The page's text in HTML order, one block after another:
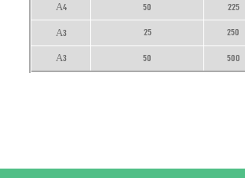
225
50
A4
250
25
A3
500
50
A3